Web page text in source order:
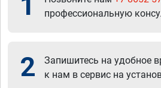
профессиональную
2
Запишитесь на удобное
к нам в сервис на